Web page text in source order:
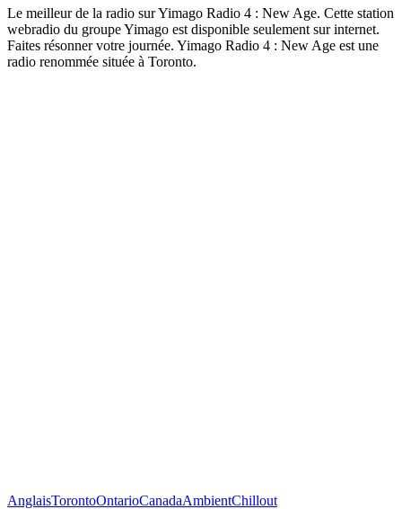
Le meilleur de la radio sur Yimago Radio 4 : New Age. Cette station
webradio du groupe Yimago est disponible seulement sur internet.
Faites résonner votre journée. Yimago Radio 4 : New Age est une
radio renommée située à Toronto.
AnglaisTorontoOntarioCanadaAmbientChillout